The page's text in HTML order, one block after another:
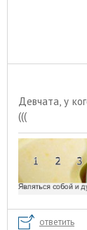
Девчата, у
(((
ответить